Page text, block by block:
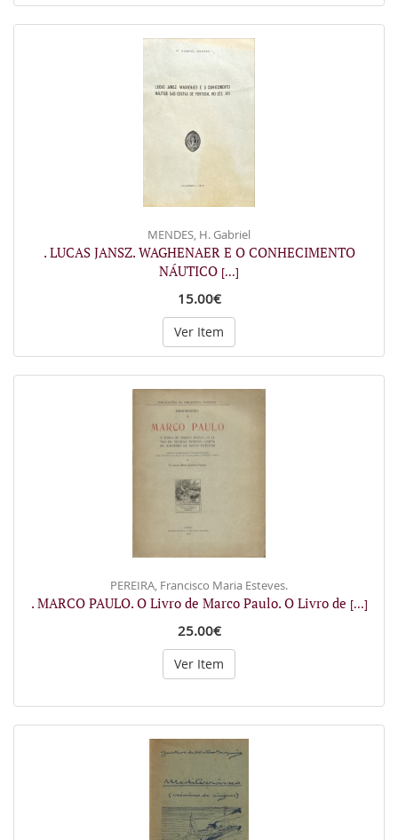
MENDES, H. Gabriel
. LUCAS JANSZ. WAGHENAER E O CONHECIMENTO
NÁUTICO [...]
15.00€
Ver Item
PEREIRA, Francisco Maria Esteves.
. MARCO PAULO. O Livro de Marco Paulo. O Livro de [...]
25.00€
Ver Item